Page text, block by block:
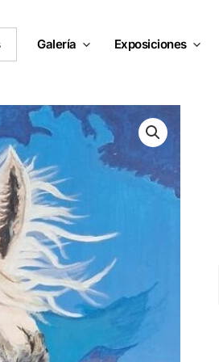
Galería Exposiciones